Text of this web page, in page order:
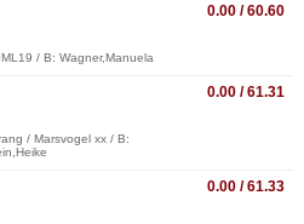
0.00 / 60.60
/ B: Wagner,Manuela
0.00 / 61.31
/ Marsvogel xx / B:
0.00 / 61.33